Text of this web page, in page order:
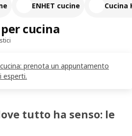
prenota un appuntamento
esperti.
cucina
ENHET cucine Cucina
tutto ha senso: le